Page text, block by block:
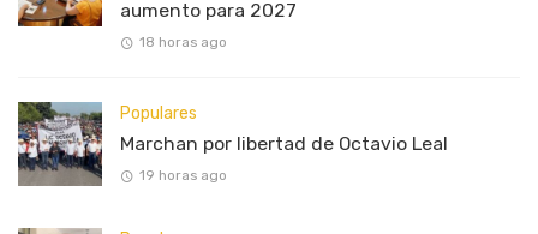
aumento para 2027
18 horas ago
Populares
Marchan por libertad de Octavio Leal
19 horas ago